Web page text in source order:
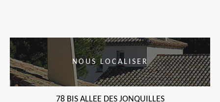
NOUS LOCALISER
78 BIS ALLEE DES JONQUILLES